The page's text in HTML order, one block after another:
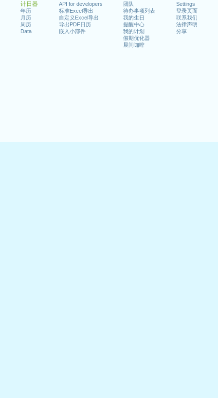
计日器
年历
月历
周历
Data
API for developers
标准Excel导出
自定义Excel导出
导出PDF日历
嵌入小部件
团队
待办事项列表
我的生日
提醒中心
我的计划
假期优化器
晨间咖啡
Settings
登录页面
联系我们
法律声明
分享